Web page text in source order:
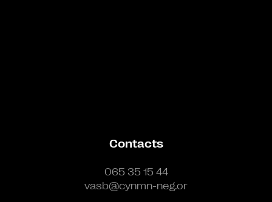
Contacts
065 35 15 44
vasb@cynmn-neg.or